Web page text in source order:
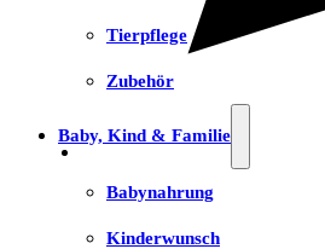
Tierpflege
Zubehör
Baby, Kind & Familie
Babynahrung
Kinderwunsch